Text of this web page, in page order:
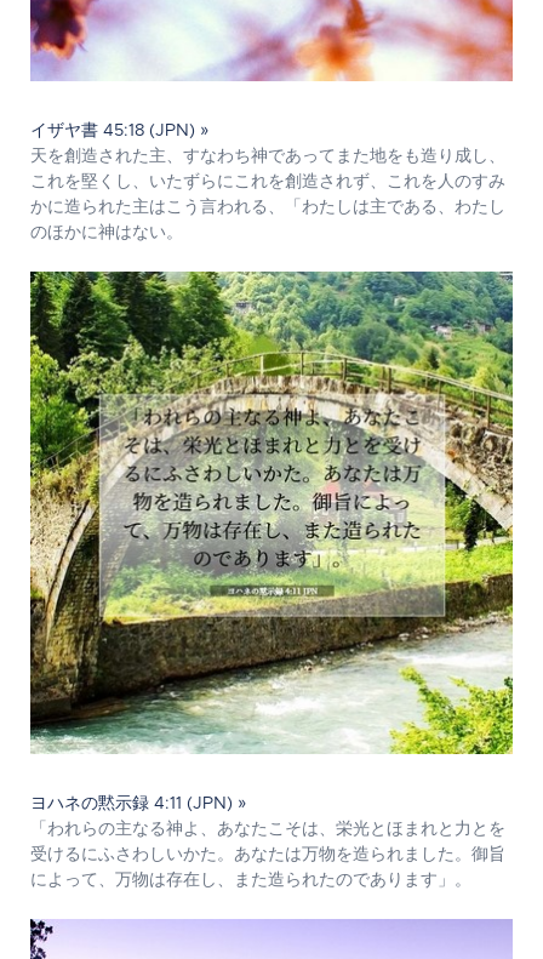
イザヤ書 45:18 (JPN) »
天を創造された主、すなわち神であってまた地をも造り成し、
これを堅くし、いたずらにこれを創造されず、これを人のすみ
かに造られた主はこう言われる、「わたしは主である、わたし
のほかに神はない。
ヨハネの黙示録 4:11 (JPN) »
「われらの主なる神よ、あなたこそは、栄光とほまれと力とを
受けるにふさわしいかた。あなたは万物を造られました。御旨
によって、万物は存在し、また造られたのであります」。